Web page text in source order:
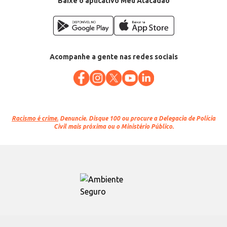
Acompanhe a gente nas redes sociais
Racismo é crime. Denuncie. Disque 100 ou procure a Delegacia de Polícia
Civil mais próxima ou o Ministério Público.